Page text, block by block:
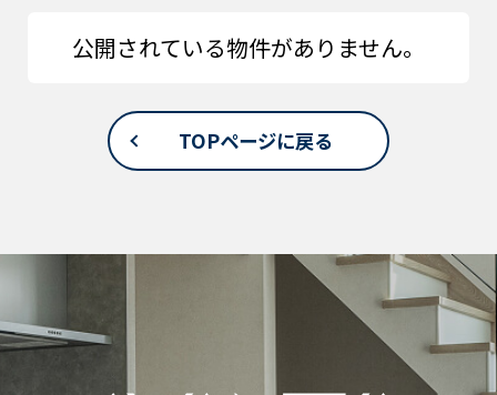
公開されている物件がありません。
TOPページに戻る